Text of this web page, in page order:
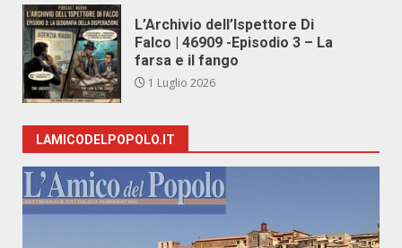
L’Archivio dell’Ispettore Di
Falco | 46909 -Episodio 3 – La
farsa e il fango
1 Luglio 2026
LAMICODELPOPOLO.IT